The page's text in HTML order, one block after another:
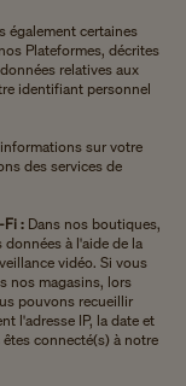
également certaines
Plateformes, décrites
relatives aux
identifiant personnel
sur votre
des services de
Fi : Dans nos boutiques,
à l'aide de la
vidéo. Si vous
nos magasins, lors
pouvons recueillir
l'adresse IP, la date et
connecté(s) à notre